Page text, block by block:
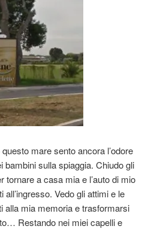
mare sento ancora l’odore
bambini sulla spiaggia. Chiudo gli
tornare a casa mia e l’auto di mio
Vedo gli attimi e le
alla mia memoria e trasformarsi
Restando nei miei capelli e